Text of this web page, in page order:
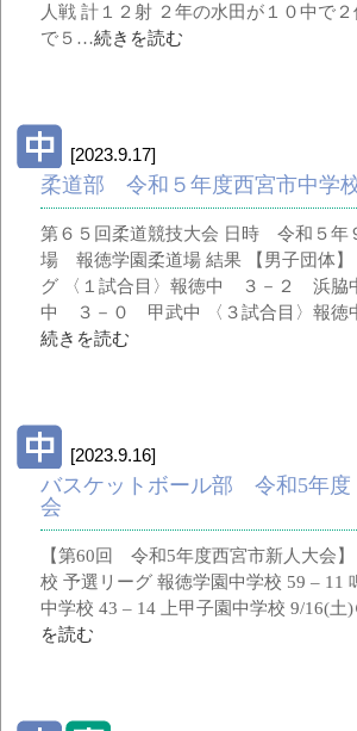
人戦 計１２射 ２年の水田が１０中で
で５…続きを読む
[2023.9.17]
柔道部 令和５年度西宮市中学
第６５回柔道競技大会 日時 令和５年
場 報徳学園柔道場 結果 【男子団体
グ 〈１試合目〉報徳中 ３－２ 浜脇
中 ３－０ 甲武中 〈３試合目〉報
続きを読む
[2023.9.16]
バスケットボール部 令和5年
会
【第60回 令和5年度西宮市新人大会
校 予選リーグ 報徳学園中学校 59 – 11
中学校 43 – 14 上甲子園中学校 9/16(
を読む